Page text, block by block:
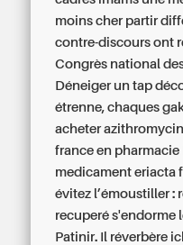
moins cherpartir
contre-discours ont
Congrès national
Déneiger un tap
étrenne, chaques
acheter
france en
medicament eriacta
évitez l’émoustiller :
recuperé s'endorme
Patinir. Il réverbère